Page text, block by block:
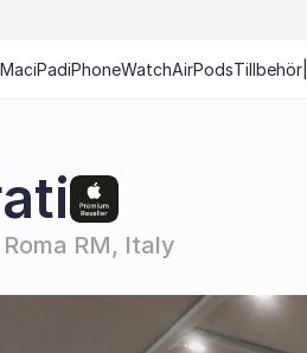
RM, Italy
MaciPadiPhoneWatchAirPodsTillbehör